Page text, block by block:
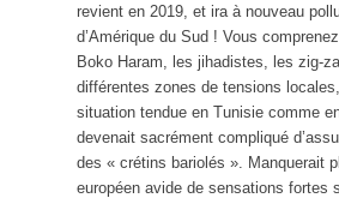
revient en 2019, et ira à nouveau
d’Amérique du Sud ! Vous
Boko Haram, les jihadistes, les zig-
différentes zones de tensions
situation tendue en Tunisie comme
devenait sacrément compliqué
des « crétins bariolés ». Manquerait
européen avide de sensations fortes